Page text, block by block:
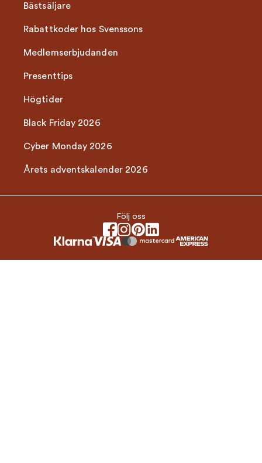
Bästsäljare
Rabattkoder hos Svenssons
Medlemserbjudanden
Presenttips
Högtider
Black Friday 2026
Cyber Monday 2026
Årets adventskalender 2026
Följ oss